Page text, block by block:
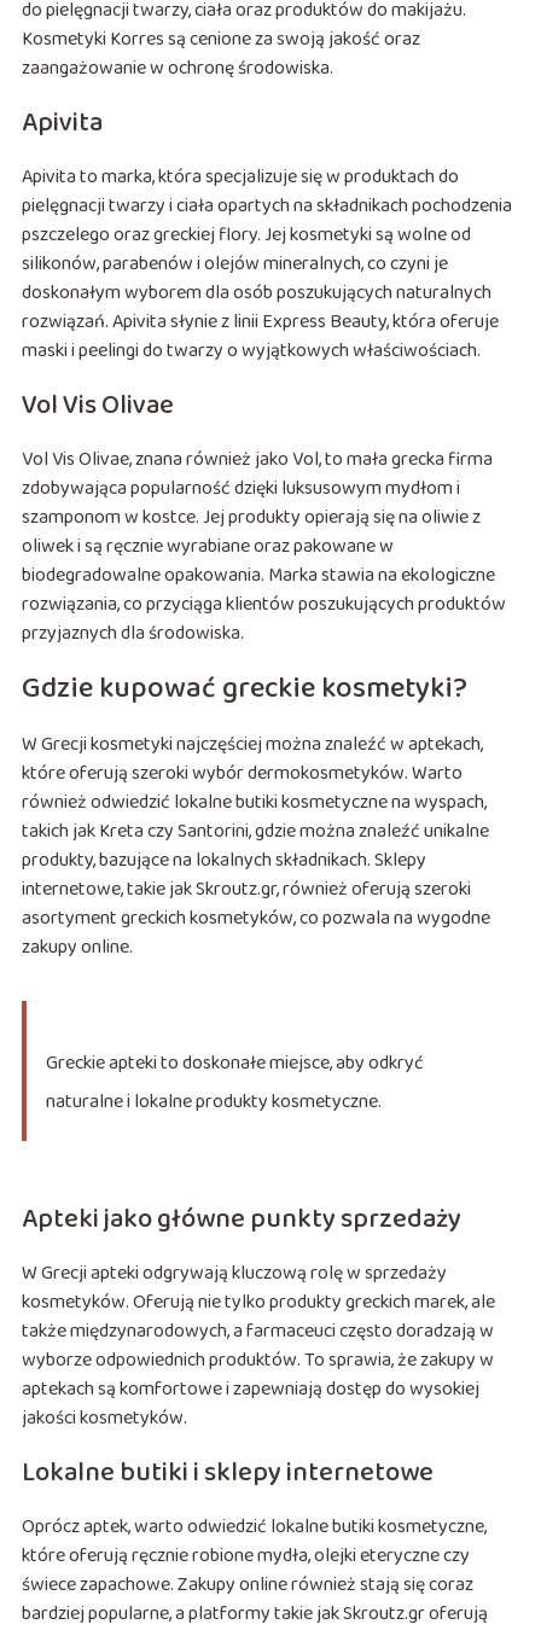
do pielęgnacji twarzy, ciała oraz produktów do makijażu.
Kosmetyki Korres są cenione za swoją jakość oraz
zaangażowanie w ochronę środowiska.
Apivita
Apivita to marka, która specjalizuje się w produktach do
pielęgnacji twarzy i ciała opartych na składnikach pochodzenia
pszczelego oraz greckiej flory. Jej kosmetyki są wolne od
silikonów, parabenów i olejów mineralnych, co czyni je
doskonałym wyborem dla osób poszukujących naturalnych
rozwiązań. Apivita słynie z linii Express Beauty, która oferuje
maski i peelingi do twarzy o wyjątkowych właściwościach.
Vol Vis Olivae
Vol Vis Olivae, znana również jako Vol, to mała grecka firma
zdobywająca popularność dzięki luksusowym mydłom i
szamponom w kostce. Jej produkty opierają się na oliwie z
oliwek i są ręcznie wyrabiane oraz pakowane w
biodegradowalne opakowania. Marka stawia na ekologiczne
rozwiązania, co przyciąga klientów poszukujących produktów
przyjaznych dla środowiska.
Gdzie kupować greckie kosmetyki?
W Grecji kosmetyki najczęściej można znaleźć w aptekach,
które oferują szeroki wybór dermokosmetyków. Warto
również odwiedzić lokalne butiki kosmetyczne na wyspach,
takich jak Kreta czy Santorini, gdzie można znaleźć unikalne
produkty, bazujące na lokalnych składnikach. Sklepy
internetowe, takie jak Skroutz.gr, również oferują szeroki
asortyment greckich kosmetyków, co pozwala na wygodne
zakupy online.
Greckie apteki to doskonałe miejsce, aby odkryć
naturalne i lokalne produkty kosmetyczne.
Apteki jako główne punkty sprzedaży
W Grecji apteki odgrywają kluczową rolę w sprzedaży
kosmetyków. Oferują nie tylko produkty greckich marek, ale
także międzynarodowych, a farmaceuci często doradzają w
wyborze odpowiednich produktów. To sprawia, że zakupy w
aptekach są komfortowe i zapewniają dostęp do wysokiej
jakości kosmetyków.
Lokalne butiki i sklepy internetowe
Oprócz aptek, warto odwiedzić lokalne butiki kosmetyczne,
które oferują ręcznie robione mydła, olejki eteryczne czy
świece zapachowe. Zakupy online również stają się coraz
bardziej popularne, a platformy takie jak Skroutz.gr oferują